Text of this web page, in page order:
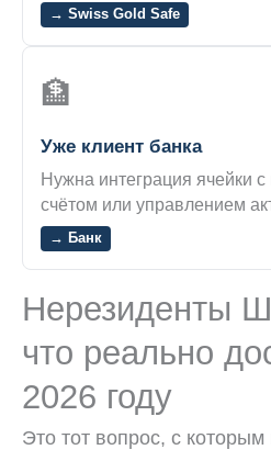
→ Swiss Gold Safe
🏦
Уже клиент банка
Нужна интеграция ячейки
счётом или управлением
→ Банк
Нерезиденты
что реально
2026 году
Это тот вопрос, с